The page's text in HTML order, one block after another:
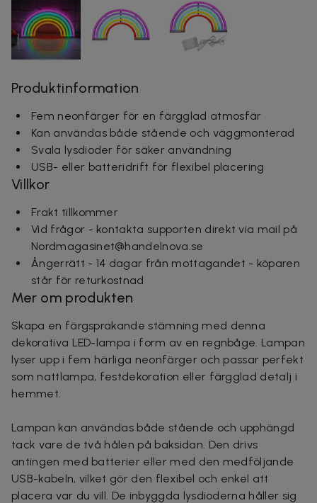
Produktinformation
Fem neonfärger för en färgglad atmosfär
Kan användas både stående och väggmonterad
Svala lysdioder för säker användning
USB- eller batteridrift för flexibel placering
Villkor
Frakt tillkommer
Vid frågor - kontakta supporten direkt via mail på
Nordmagasinet@handelnova.se
Ångerrätt - 14 dagar från mottagandet - köparen
står för returkostnad
Mer om produkten
Skapa en färgsprakande stämning med denna
dekorativa LED-lampa i form av en regnbåge. Lampan
lyser upp i fem härliga neonfärger och passar perfekt
som nattlampa, festdekoration eller färgglad detalj i
hemmet.
Lampan kan användas både stående och upphängd
tack vare de två hålen på baksidan. Den drivs
antingen med batterier eller med den medföljande
USB-kabeln, vilket gör den flexibel och enkel att
placera var du vill. De inbyggda lysdioderna håller sig